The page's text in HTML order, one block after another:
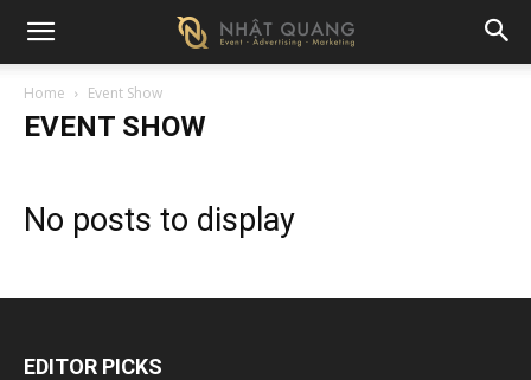
Home Event Show
EVENT SHOW
No posts to display
EDITOR PICKS